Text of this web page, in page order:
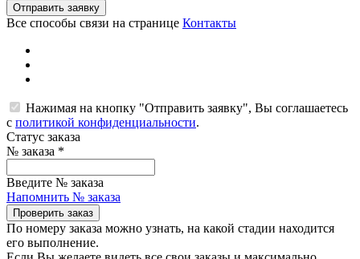
Отправить заявку
Все способы связи на странице Контакты
Нажимая на кнопку "Отправить заявку", Вы соглашаетесь
с политикой конфиденциальности.
Статус заказа
№ заказа *
Введите № заказа
Напомнить № заказа
Проверить заказ
По номеру заказа можно узнать, на какой стадии находится
его выполнение.